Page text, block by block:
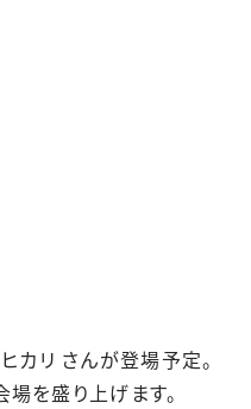
カリ さんが登場予定。
を盛り上げます。